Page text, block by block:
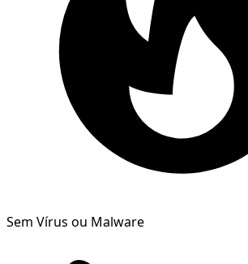
Sem Vírus ou Malware